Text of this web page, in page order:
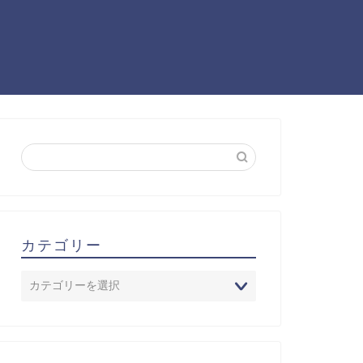
カテゴリー